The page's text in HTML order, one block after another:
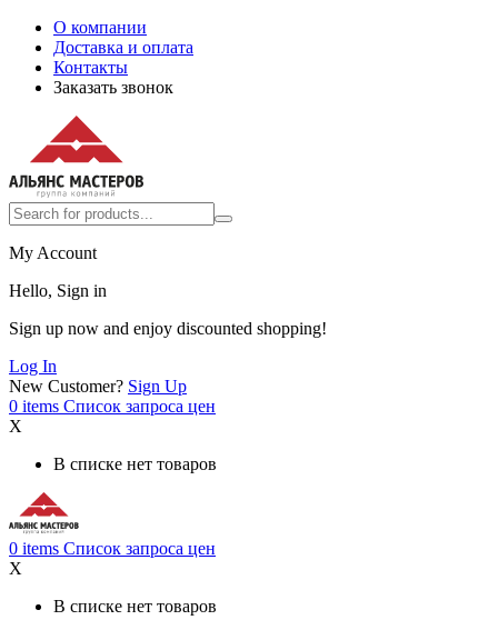
О компании
Доставка и оплата
Контакты
Заказать звонок
My Account
Hello, Sign in
Sign up now and enjoy discounted shopping!
Log In
New Customer? Sign Up
0 items Список запроса цен
X
В списке нет товаров
0 items Список запроса цен
X
В списке нет товаров